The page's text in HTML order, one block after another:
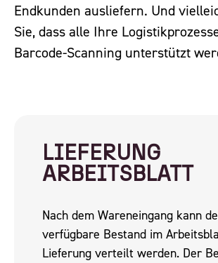
Produktion
Reporting
Endkunden ausliefern. Und
Sie, dass alle Ihre
Barcode-Scanning unterstützt
LIEFERUNG
ARBEITSBLATT
Nach dem Wareneingang kann
verfügbare Bestand im
Lieferung verteilt werden. Der